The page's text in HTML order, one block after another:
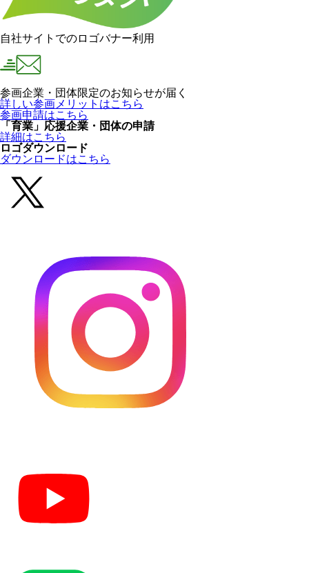
自社サイトでのロゴバナー利用
参画企業・団体限定のお知らせが届く
詳しい参画メリットはこちら
参画申請はこちら
「育業」応援企業・団体の申請
詳細はこちら
ロゴダウンロード
ダウンロードはこちら